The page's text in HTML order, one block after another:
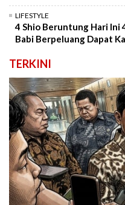
LIFESTYLE
4 Shio Beruntung Hari Ini
Babi Berpeluang Dapat
TERKINI